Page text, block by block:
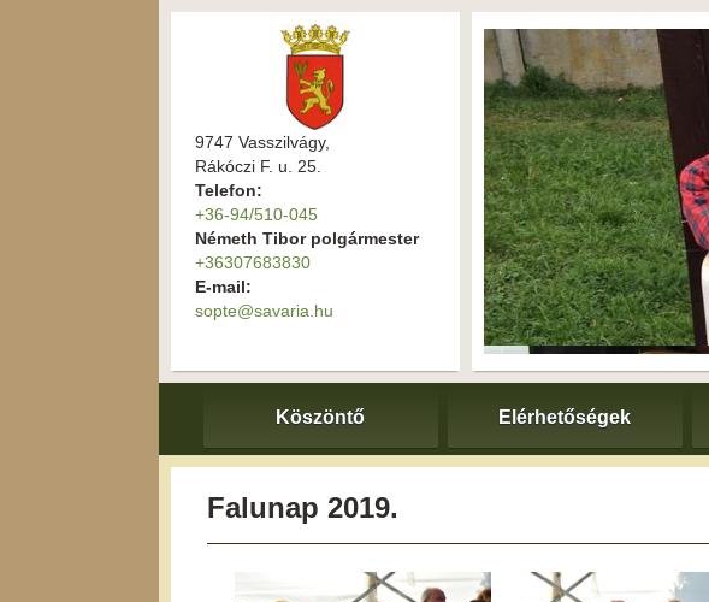
9747 Vasszilvágy,
Rákóczi F. u. 25.
Telefon:
+36-94/510-045
Németh Tibor polgármester
+36307683830
E-mail:
sopte@savaria.hu
Köszöntő Elérhetőségek
Falunap 2019.